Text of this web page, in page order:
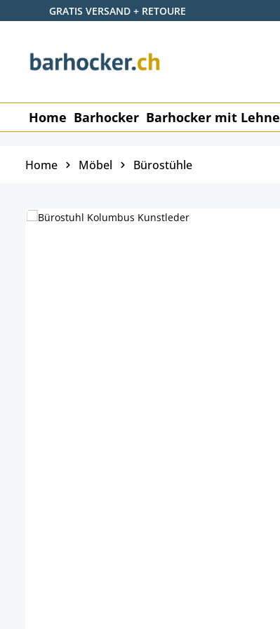
Hauptinhalt springen
Zur Suche springen
Zur Hauptnavigation springen
GRATIS VERSAND + RETOURE
Home Barhocker Barhocker mit Lehne
Home Möbel Bürostühle